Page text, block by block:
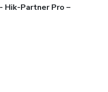
Hik-Partner Pro –